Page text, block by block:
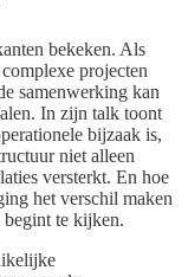
bekeken. Als
projecten
samenwerking kan
In zijn talk toont
bijzaak is,
niet alleen
versterkt. En hoe
het verschil maken
begint te kijken.